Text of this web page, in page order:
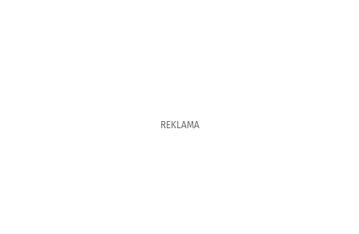
REKLAMA